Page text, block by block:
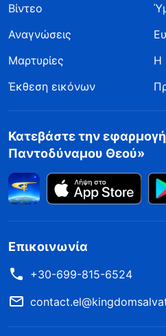
Βίντεο
Αναγνώσεις
Μαρτυρίες
Η
Έκθεση εικόνων
Κατεβάστε την
Παντοδύναμου Θεού»
Επικοινωνία
+30-699-815-6524